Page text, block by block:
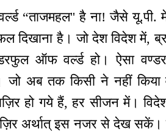
“ताजमहल'' है ना! जैसे यू.पी.
दिखाना है। जो देश विदेश में,
ऑफ वर्ल्ड हो। ऐसा
जो अब तक किसी ने नहीं
हो गये हैं, हर सीजन में। विदेश
अर्थात् इस नजर से देख